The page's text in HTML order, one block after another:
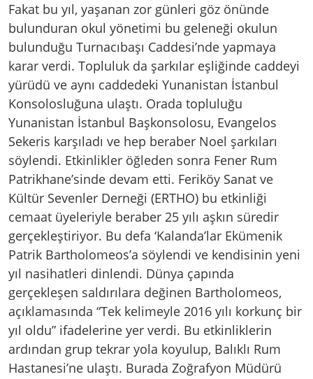
Fakat bu yıl, yaşanan zor günleri göz önünde
bulunduran okul yönetimi bu geleneği okulun
bulunduğu Turnacıbaşı Caddesi’nde yapmaya
karar verdi. Topluluk da şarkılar eşliğinde caddeyi
yürüdü ve aynı caddedeki Yunanistan İstanbul
Konsolosluğuna ulaştı. Orada topluluğu
Yunanistan İstanbul Başkonsolosu, Evangelos
Sekeris karşıladı ve hep beraber Noel şarkıları
söylendi. Etkinlikler öğleden sonra Fener Rum
Patrikhane’sinde devam etti. Feriköy Sanat ve
Kültür Sevenler Derneği (ERTHO) bu etkinliği
cemaat üyeleriyle beraber 25 yılı aşkın süredir
gerçekleştiriyor. Bu defa ‘Kalanda’lar Ekümenik
Patrik Bartholomeos’a söylendi ve kendisinin yeni
yıl nasihatleri dinlendi. Dünya çapında
gerçekleşen saldırılara değinen Bartholomeos,
açıklamasında “Tek kelimeyle 2016 yılı korkunç bir
yıl oldu” ifadelerine yer verdi. Bu etkinliklerin
ardından grup tekrar yola koyulup, Balıklı Rum
Hastanesi’ne ulaştı. Burada Zoğrafyon Müdürü